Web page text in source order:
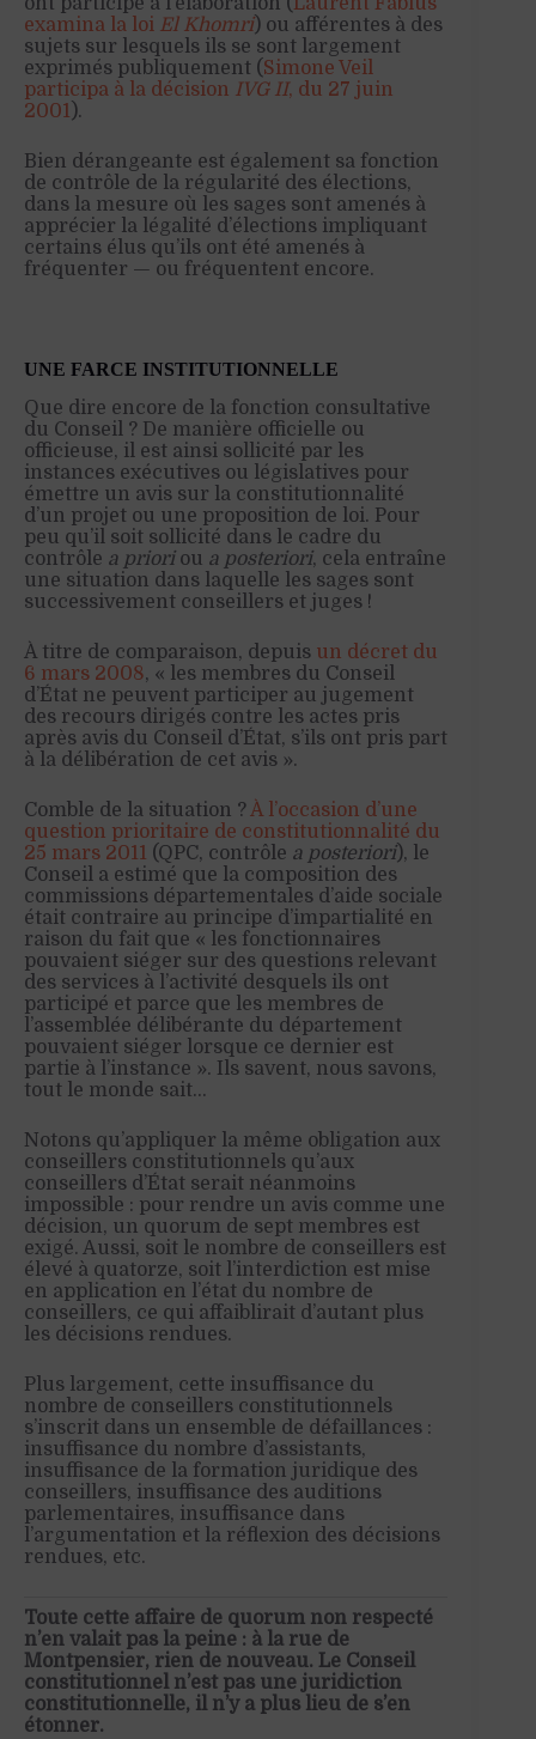
examina la loi El Khomri) ou afférentes à des
sujets sur lesquels ils se sont largement
exprimés publiquement (Simone Veil
participa à la décision IVG II, du 27 juin
2001 ).
Bien dérangeante est également sa fonction
de contrôle de la régularité des élections,
dans la mesure où les sages sont amenés à
apprécier la légalité d’élections impliquant
certains élus qu’ils ont été amenés à
fréquenter — ou fréquentent encore.
UNE FARCE INSTITUTIONNELLE
Que dire encore de la fonction consultative
du Conseil ? De manière officielle ou
officieuse, il est ainsi sollicité par les
instances exécutives ou législatives pour
émettre un avis sur la constitutionnalité
d’un projet ou une proposition de loi. Pour
peu qu’il soit sollicité dans le cadre du
contrôle a prioriou a posteriori, cela entraîne
une situation dans laquelle les sages sont
successivement conseillers et juges !
À titre de comparaison, depuis un décret du
6 mars 2008, « les membres du Conseil
d’État ne peuvent participer au jugement
des recours dirigés contre les actes pris
après avis du Conseil d’État, s’ils ont pris part
à la délibération de cet avis ».
Comble de la situation ?À l’occasion d’une
question prioritaire de constitutionnalité du
25 mars 2011 (QPC, contrôle a posteriori), le
Conseil a estimé que la composition des
commissions départementales d’aide sociale
était contraire au principe d’impartialité en
raison du fait que « les fonctionnaires
pouvaient siéger sur des questions relevant
des services à l’activité desquels ils ont
participé et parce que les membres de
l’assemblée délibérante du département
pouvaient siéger lorsque ce dernier est
partie à l’instance ». Ils savent, nous savons,
tout le monde sait…
Notons qu’appliquer la même obligation aux
conseillers constitutionnels qu’aux
conseillers d’État serait néanmoins
impossible : pour rendre un avis comme une
décision, un quorum de sept membres est
exigé. Aussi, soit le nombre de conseillers est
élevé à quatorze, soit l’interdiction est mise
en application en l’état du nombre de
conseillers, ce qui affaiblirait d’autant plus
les décisions rendues.
Plus largement, cette insuffisance du
nombre de conseillers constitutionnels
s’inscrit dans un ensemble de défaillances :
insuffisance du nombre d’assistants,
insuffisance de la formation juridique des
conseillers, insuffisance des auditions
parlementaires, insuffisance dans
l’argumentation et la réflexion des décisions
rendues, etc.
Toute cette affaire de quorum non respecté
n’en valait pas la peine : à la rue de
Montpensier, rien de nouveau. Le Conseil
constitutionnel n’est pas une juridiction
constitutionnelle, il n’y a plus lieu de s’en
étonner.